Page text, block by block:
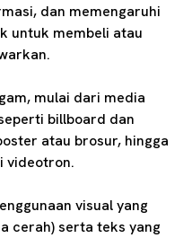
dan memengaruhi
untuk membeli atau
mulai dari media
billboard dan
atau brosur, hingga
videotron.
visual yang
cerah) serta teks yang